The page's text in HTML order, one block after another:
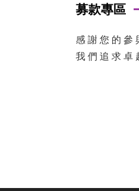
募款專區
感 謝 您 的 參
我 們 追 求 卓